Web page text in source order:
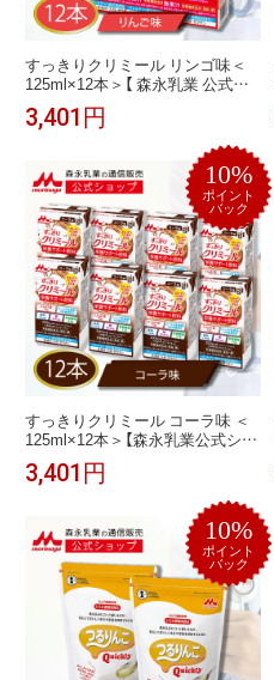
すっきりクリミール リンゴ味＜
125ml×12本＞【 森永乳業 公式シ
ョップ】 高齢者 栄養補助食品 流
動食 介護食 ドリンク ジュース 栄
養補給 食 飲料 栄養ドリンク クリ
ミール 栄養補助飲料 食事 栄養 お
やつ 高カロリー たんぱく質 食欲
不振 ミネラル 乳酸菌 ビタミン セ
ット
3,401円
10%
ポイント
バック
すっきりクリミール コーラ味 ＜
125ml×12本＞【森永乳業公式ショ
ップ】 高齢者 栄養補助食品 流動
食 介護食 栄養食 ドリンク ジュー
ス 栄養補給 食 飲料 栄養ドリンク
栄養補助飲料 栄養 おやつ 高カロ
リー 食事 たんぱく質 食欲不振 乳
酸菌 ビタミン 森永栄養ドリンク
3,401円
10%
ポイント
バック